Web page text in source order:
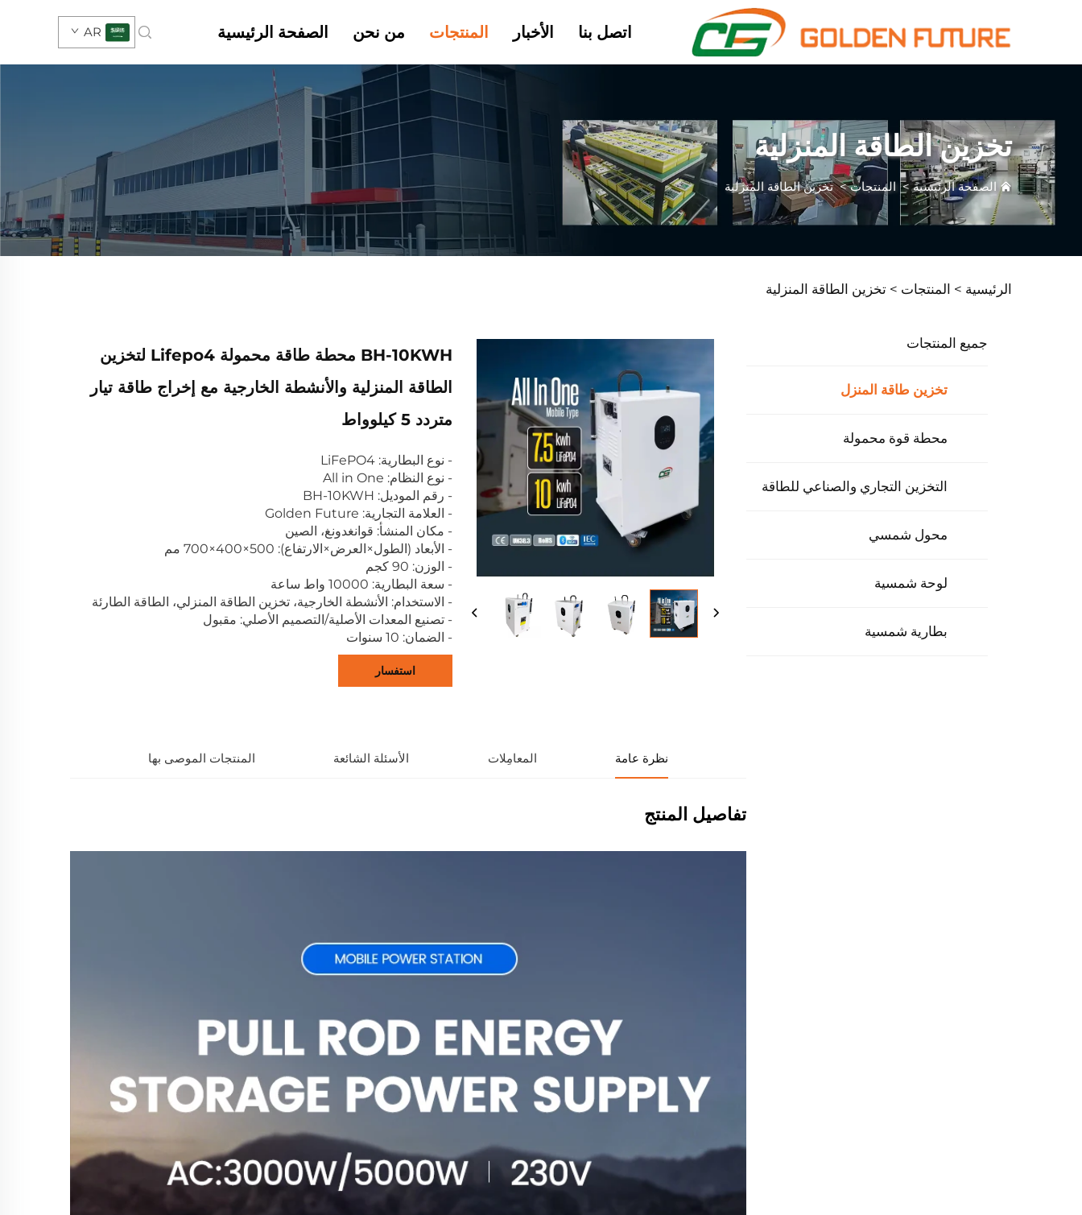
الصفحة الرئيسية من نحن المنتجات الأخبار اتصل بنا AR
تخزين الطاقة المنزلية
الصفحة الرئيسية> المنتجات>تخزين الطاقة المنزلية
الرئيسية > المنتجات > تخزين الطاقة المنزلية
جميع المنتجات
تخزين طاقة المنزل
محطة قوة محمولة
التخزين التجاري والصناعي للطاقة
محول شمسي
لوحة شمسية
بطارية شمسية
BH-10KWH محطة طاقة محمولة Lifepo4 لتخزين
الطاقة المنزلية والأنشطة الخارجية مع إخراج طاقة تيار
متردد 5 كيلوواط
- نوع البطارية: LiFePO4
- نوع النظام: All in One
- رقم الموديل: BH-10KWH
- العلامة التجارية: Golden Future
- مكان المنشأ: قوانغدونغ، الصين
- الأبعاد (الطول×العرض×الارتفاع): 500×400×700 مم
- الوزن: 90 كجم
- سعة البطارية: 10000 واط ساعة
- الاستخدام: الأنشطة الخارجية، تخزين الطاقة المنزلي، الطاقة الطارئة
- تصنيع المعدات الأصلية/التصميم الأصلي: مقبول
- الضمان: 10 سنوات
استفسار
نظرة عامة المعامِلات الأسئلة الشائعة المنتجات الموصى بها
تفاصيل المنتج